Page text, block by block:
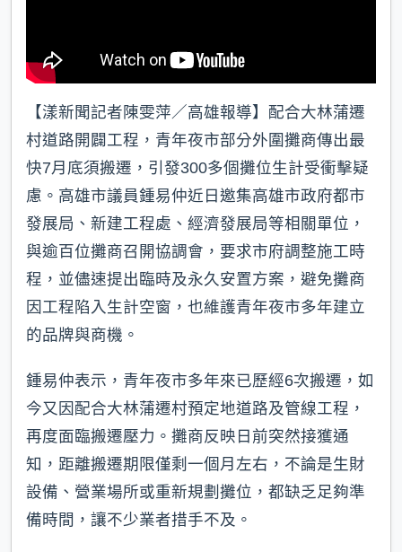
【漾新聞記者陳雯萍／高雄報導】配合大林蒲遷
村道路開闢工程，青年夜市部分外圍攤商傳出最
快7月底須搬遷，引發300多個攤位生計受衝擊疑
慮。高雄市議員鍾易仲近日邀集高雄市政府都市
發展局、新建工程處、經濟發展局等相關單位，
與逾百位攤商召開協調會，要求市府調整施工時
程，並儘速提出臨時及永久安置方案，避免攤商
因工程陷入生計空窗，也維護青年夜市多年建立
的品牌與商機。
鍾易仲表示，青年夜市多年來已歷經6次搬遷，如
今又因配合大林蒲遷村預定地道路及管線工程，
再度面臨搬遷壓力。攤商反映日前突然接獲通
知，距離搬遷期限僅剩一個月左右，不論是生財
設備、營業場所或重新規劃攤位，都缺乏足夠準
備時間，讓不少業者措手不及。